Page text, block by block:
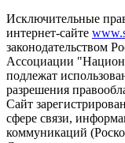
Исключительные
интернет-сайте
законодательством
Ассоциации
подлежат
разрешения
Сайт
сфере связи,
коммуникаций